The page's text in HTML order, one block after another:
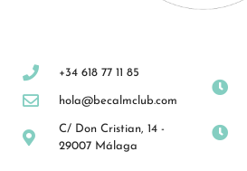
+34 618 77 11 85
hola@becalmclub.com
C/ Don Cristian, 14 -
29007 Málaga